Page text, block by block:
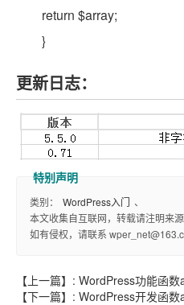
return $array;
}
更新日志：
类别： WordPress入门 、
本文收集自互联网，转载请注明来源
如有侵权，请联系
【上一篇】: WordPress功能函
【下一篇】: WordPress开发函